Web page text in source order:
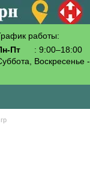
работы:
Пт
: 9:00–18:00
Воскресенье -